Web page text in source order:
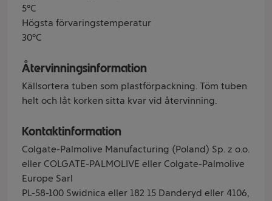
5°C
Högsta förvaringstemperatur
30°C
Återvinningsinformation
Källsortera tuben som plastförpackning. Töm tuben
helt och låt korken sitta kvar vid återvinning.
Kontaktinformation
Colgate-Palmolive Manufacturing (Poland) Sp. z o.o.
eller COLGATE-PALMOLIVE eller Colgate-Palmolive
Europe Sarl
PL-58-100 Swidnica eller 182 15 Danderyd eller 4106,